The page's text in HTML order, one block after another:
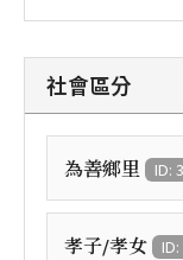
社會區分
為善鄉里 ID:
孝子/孝女